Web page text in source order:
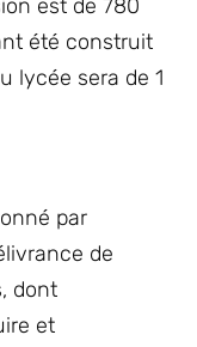
est de 780
été construit
lycée sera de 1
par
de
dont
et